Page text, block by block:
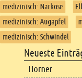
medizinisch: Narkose
medizinisch: Augapfel
medizinisch: Schwindel
Footer content
Neueste
Horner